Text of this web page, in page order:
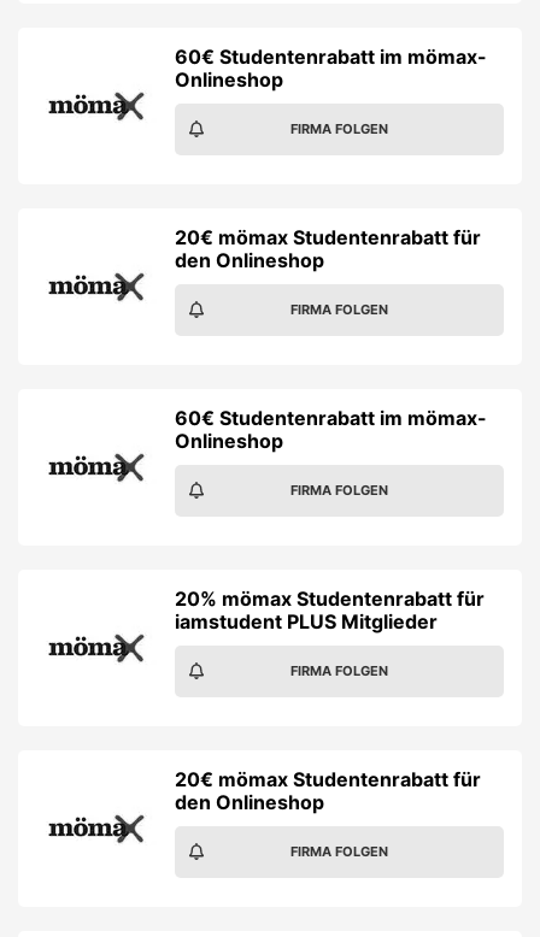
60€ Studentenrabatt im mömax-
Onlineshop
FIRMA FOLGEN
20€ mömax Studentenrabatt für
den Onlineshop
FIRMA FOLGEN
60€ Studentenrabatt im mömax-
Onlineshop
FIRMA FOLGEN
20% mömax Studentenrabatt für
iamstudent PLUS Mitglieder
FIRMA FOLGEN
20€ mömax Studentenrabatt für
den Onlineshop
FIRMA FOLGEN